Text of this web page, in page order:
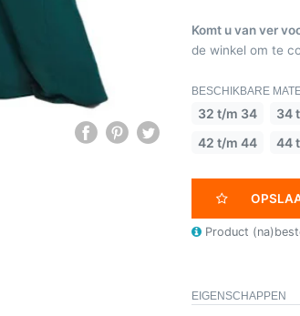
Komt u van ver
de winkel om te
BESCHIKBARE
32 t/m 34 34
42 t/m 44
44
Product
EIGENSCHAPPEN